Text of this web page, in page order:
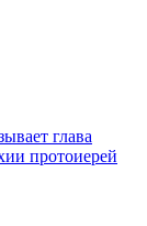
глава
протоиерей